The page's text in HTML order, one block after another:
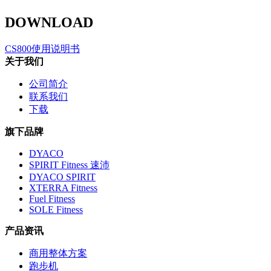
DOWNLOAD
CS800使用说明书
关于我们
公司简介
联系我们
下载
旗下品牌
DYACO
SPIRIT Fitness 速沛
DYACO SPIRIT
XTERRA Fitness
Fuel Fitness
SOLE Fitness
产品资讯
商用整体方案
跑步机